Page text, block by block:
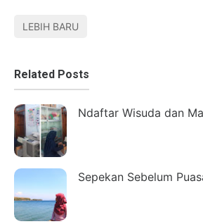
LEBIH BARU
Related Posts
Ndaftar Wisuda dan
Sepekan Sebelum